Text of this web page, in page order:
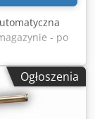
- po
- średnica
głównego
Aagskr
Ogłoszenia